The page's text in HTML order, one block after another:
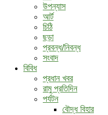
উপন্যাস
আর্ট
চিঠি
ছড়া
প্রবন্ধ/নিবন্ধ
সংবাদ
বিবিধ
প্রধান খবর
রামু প্রতিদিন
পর্যটন
বৌদ্ধ ‍বিহার